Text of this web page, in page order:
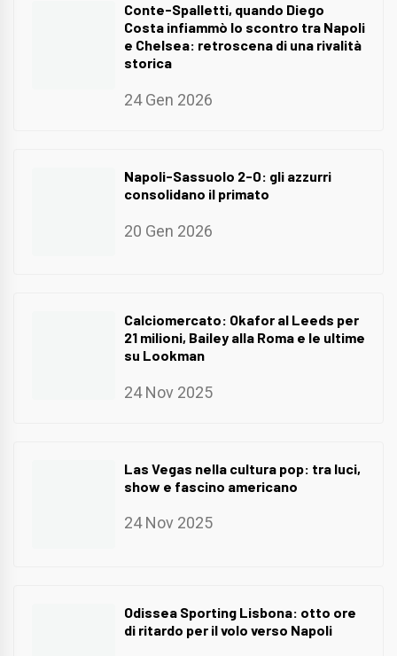
Conte-Spalletti, quando Diego
Costa infiammò lo scontro tra Napoli
e Chelsea: retroscena di una rivalità
storica
24 Gen 2026
Napoli-Sassuolo 2-0: gli azzurri
consolidano il primato
20 Gen 2026
Calciomercato: Okafor al Leeds per
21 milioni, Bailey alla Roma e le ultime
su Lookman
24 Nov 2025
Las Vegas nella cultura pop: tra luci,
show e fascino americano
24 Nov 2025
Odissea Sporting Lisbona: otto ore
di ritardo per il volo verso Napoli